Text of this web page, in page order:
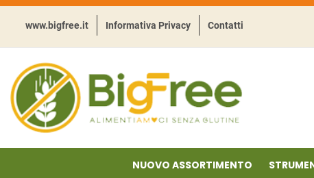
Passa
principale
www.bigfree.it Informativa Privacy Contatti
BigFree
-
Punto
celiachia
NUOVO ASSORTIMENTO